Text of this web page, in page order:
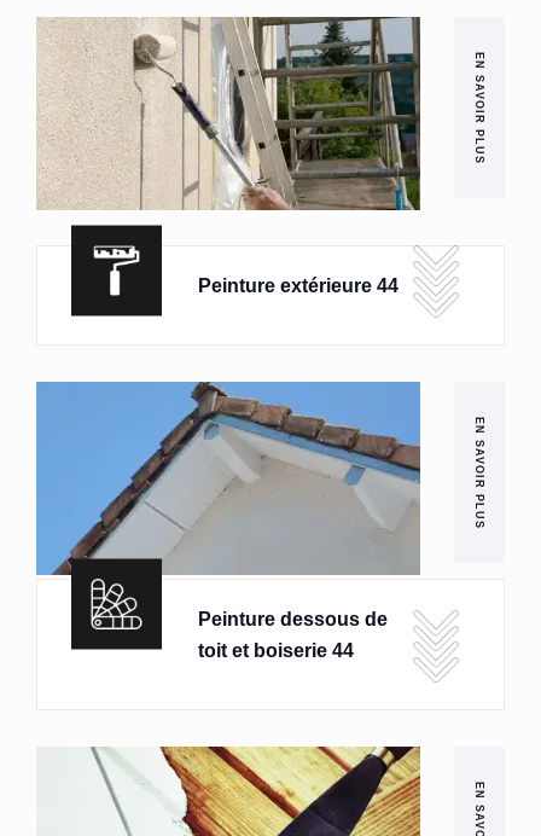
EN SAVOIR PLUS
Peinture extérieure 44
EN SAVOIR PLUS
Peinture dessous de
toit et boiserie 44